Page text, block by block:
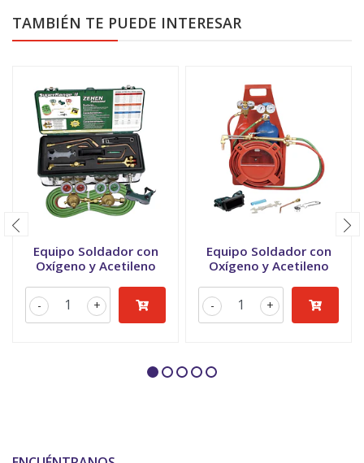
TAMBIÉN TE PUEDE INTERESAR
Equipo Soldador con
Oxígeno y Acetileno
+
-
Equipo Soldador con
Oxígeno y Acetileno
+
-